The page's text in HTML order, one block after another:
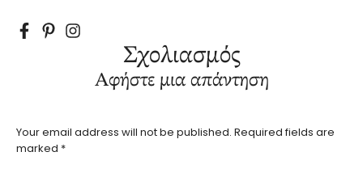
Σχολιασμός
Αφήστε μια απάντηση
Your email address will not be published. Required fields are
marked *